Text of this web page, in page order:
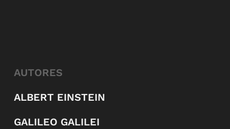
AUTORES
ALBERT EINSTEIN
GALILEO GALILEI